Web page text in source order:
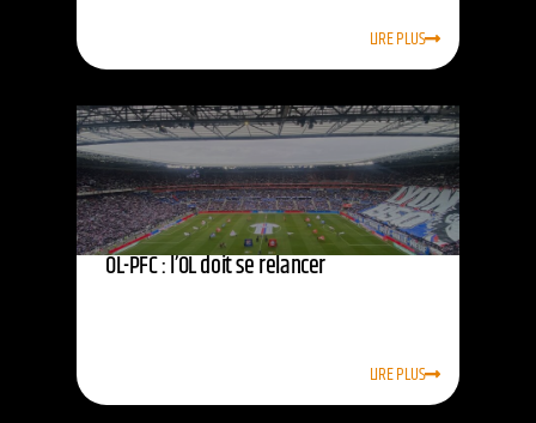
LIRE PLUS
OL-PFC : l’OL doit se relancer
LIRE PLUS